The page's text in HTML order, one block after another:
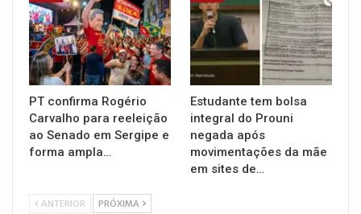
PT confirma Rogério
Carvalho para reeleição
ao Senado em Sergipe e
forma ampla…
Estudante tem bolsa
integral do Prouni
negada após
movimentações da mãe
em sites de…
ANTERIOR PRÓXIMA